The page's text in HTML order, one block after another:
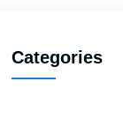
Categories